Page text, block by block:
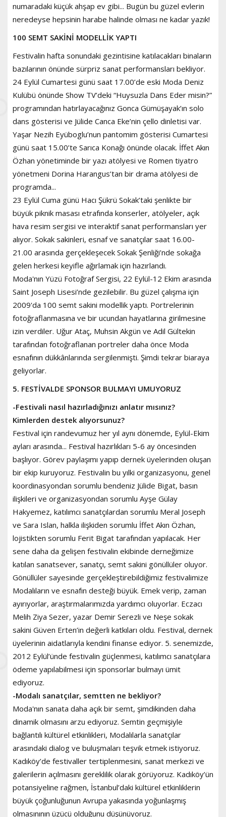
numaradaki küçük ahşap ev gibi... Bugün bu güzel evlerin
neredeyse hepsinin harabe halinde olması ne kadar yazık!
100 SEMT SAKİNİ MODELLİK YAPTI
Festivalin hafta sonundaki gezintisine katılacakları binaların
bazılarının önünde sürpriz sanat performansları bekliyor.
24 Eylül Cumartesi günü saat 17.00’de eski Moda Deniz
Kulübü önünde Show TV’deki “Huysuzla Dans Eder misin?”
programından hatırlayacağınız Gonca Gümüşayak’ın solo
dans gösterisi ve Jülide Canca Eke’nin çello dinletisi var.
Yaşar Nezih Eyüboglu’nun pantomim gösterisi Cumartesi
günü saat 15.00’te Sarıca Konağı önünde olacak. İffet Akın
Özhan yönetiminde bir yazı atölyesi ve Romen tiyatro
yönetmeni Dorina Harangus’tan bir drama atölyesi de
programda...
23 Eylül Cuma günü Hacı Şükrü Sokak’taki şenlikte bir
büyük piknik masası etrafında konserler, atölyeler, açık
hava resim sergisi ve interaktif sanat performansları yer
alıyor. Sokak sakinleri, esnaf ve sanatçılar saat 16.00-
21.00 arasında gerçekleşecek Sokak Şenliği’nde sokağa
gelen herkesi keyifle ağırlamak için hazırlandı.
Moda'nın Yüzü Fotoğraf Sergisi, 22 Eylül-12 Ekim arasında
Saint Joseph Lisesi’nde gezilebilir. Bu güzel çalışma için
2009'da 100 semt sakini modellik yaptı. Portrelerinin
fotoğraflanmasına ve bir ucundan hayatlarına girilmesine
izin verdiler. Uğur Ataç, Muhsin Akgün ve Adil Gültekin
tarafından fotoğraflanan portreler daha önce Moda
esnafının dükkânlarında sergilenmişti. Şimdi tekrar biaraya
geliyorlar.
5. FESTİVALDE SPONSOR BULMAYI UMUYORUZ
-Festivali nasıl hazırladığınızı anlatır mısınız?
Kimlerden destek alıyorsunuz?
Festival için randevumuz her yıl aynı dönemde, Eylül-Ekim
ayları arasında... Festival hazırlıkları 5-6 ay öncesinden
başlıyor. Görev paylaşımı yapıp dernek üyelerinden oluşan
bir ekip kuruyoruz. Festivalin bu yılki organizasyonu, genel
koordinasyondan sorumlu bendeniz Jülide Bigat, basın
ilişkileri ve organizasyondan sorumlu Ayşe Gülay
Hakyemez, katılımcı sanatçılardan sorumlu Meral Joseph
ve Sara Islan, halkla ilişkiden sorumlu İffet Akın Özhan,
lojistikten sorumlu Ferit Bigat tarafından yapılacak. Her
sene daha da gelişen festivalin ekibinde derneğimize
katılan sanatsever, sanatçı, semt sakini gönüllüler oluyor.
Gönüllüler sayesinde gerçekleştirebildiğimiz festivalimize
Modalıların ve esnafın desteği büyük. Emek verip, zaman
ayırıyorlar, araştırmalarımızda yardımcı oluyorlar. Eczacı
Melih Ziya Sezer, yazar Demir Serezli ve Neşe sokak
sakini Güven Erten’in değerli katkıları oldu. Festival, dernek
üyelerinin aidatlarıyla kendini finanse ediyor. 5. senemizde,
2012 Eylül’ünde festivalin güçlenmesi, katılımcı sanatçılara
ödeme yapılabilmesi için sponsorlar bulmayı ümit
ediyoruz.
-Modalı sanatçılar, semtten ne bekliyor?
Moda'nın sanata daha açık bir semt, şimdikinden daha
dinamik olmasını arzu ediyoruz. Semtin geçmişiyle
bağlantılı kültürel etkinlikleri, Modalılarla sanatçılar
arasındaki dialog ve buluşmaları teşvik etmek istiyoruz.
Kadıköy’de festivaller tertiplenmesini, sanat merkezi ve
galerilerin açılmasını gereklilik olarak görüyoruz. Kadıköy’ün
potansiyeline rağmen, İstanbul’daki kültürel etkinliklerin
büyük çoğunluğunun Avrupa yakasında yoğunlaşmış
olmasınının üzücü olduğunu düşünüyoruz.